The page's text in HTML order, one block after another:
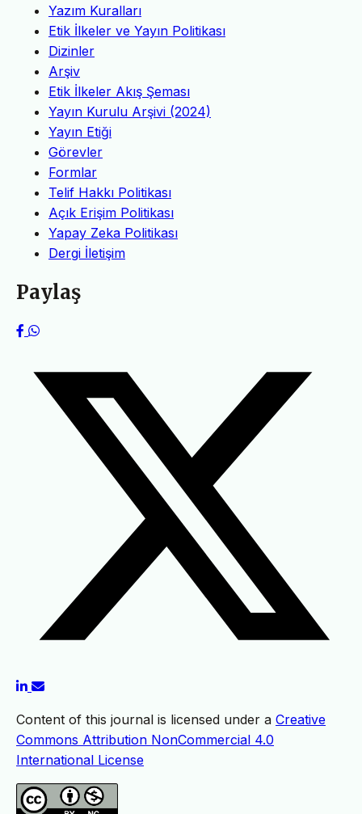
Yazım Kuralları
Etik İlkeler ve Yayın Politikası
Dizinler
Arşiv
Etik İlkeler Akış Şeması
Yayın Kurulu Arşivi (2024)
Yayın Etiği
Görevler
Formlar
Telif Hakkı Politikası
Açık Erişim Politikası
Yapay Zeka Politikası
Dergi İletişim
Paylaş
Content of this journal is licensed under a Creative
Commons Attribution NonCommercial 4.0
International License